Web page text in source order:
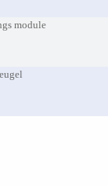
module